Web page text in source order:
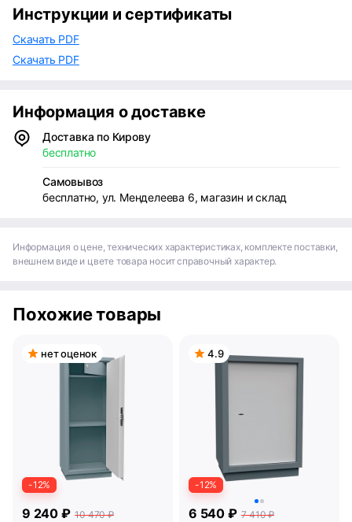
Инструкции и сертификаты
Скачать PDF
Скачать PDF
Информация о доставке
Доставка по Кирову
бесплатно
Самовывоз
бесплатно, ул. Менделеева 6, магазин и склад
Информация о цене, технических характеристиках, комплекте поставки,
внешнем виде и цвете товара носит справочный характер.
Похожие товары
нет оценок
-12%
9 240 ₽ 10 470 ₽
4.9
-12%
6 540 ₽ 7 410 ₽